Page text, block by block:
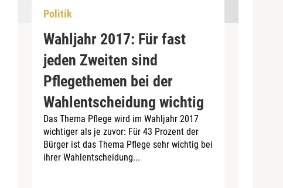
Politik
Wahljahr 2017: Für fast
jeden Zweiten sind
Pflegethemen bei der
Wahlentscheidung wichtig
Das Thema Pflege wird im Wahljahr 2017
wichtiger als je zuvor: Für 43 Prozent der
Bürger ist das Thema Pflege sehr wichtig bei
ihrer Wahlentscheidung...